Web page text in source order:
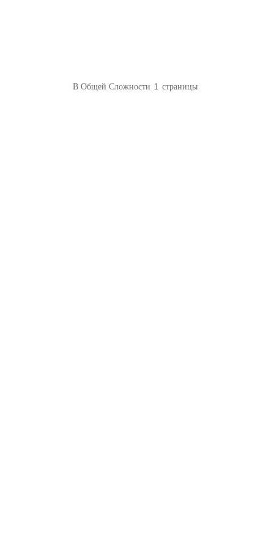
В Общей Сложности 1 Страницы